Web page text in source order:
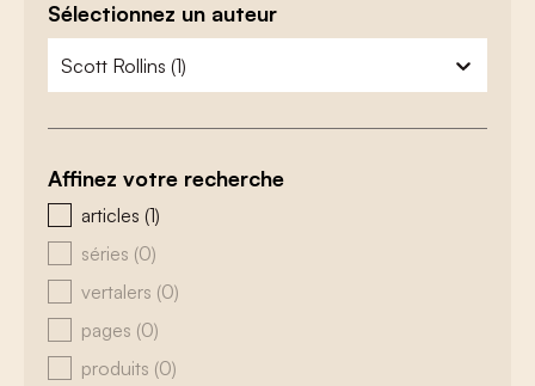
Sélectionnez un auteur
zoeken - auteurs
sélectionnez le contenu
Affinez votre recherche
zoeken - type
articles (1)
séries (0)
vertalers (0)
pages (0)
produits (0)